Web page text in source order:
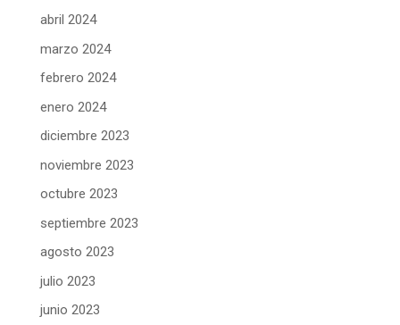
abril 2024
marzo 2024
febrero 2024
enero 2024
diciembre 2023
noviembre 2023
octubre 2023
septiembre 2023
agosto 2023
julio 2023
junio 2023